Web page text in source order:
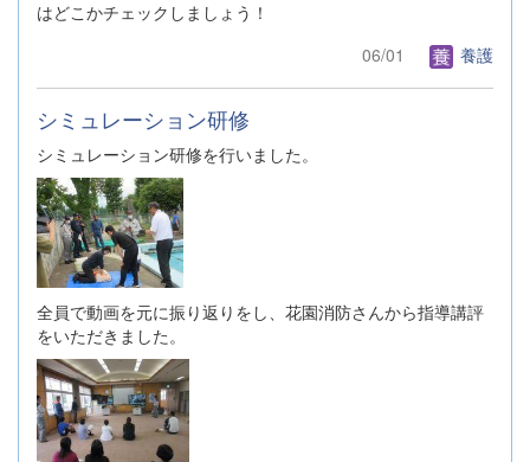
はどこかチェックしましょう！
06/01
養護
シミュレーション研修
シミュレーション研修を行いました。
全員で動画を元に振り返りをし、花園消防さんから指導講評
をいただきました。